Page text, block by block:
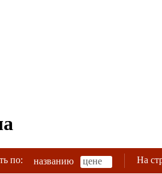
по: названию цене На